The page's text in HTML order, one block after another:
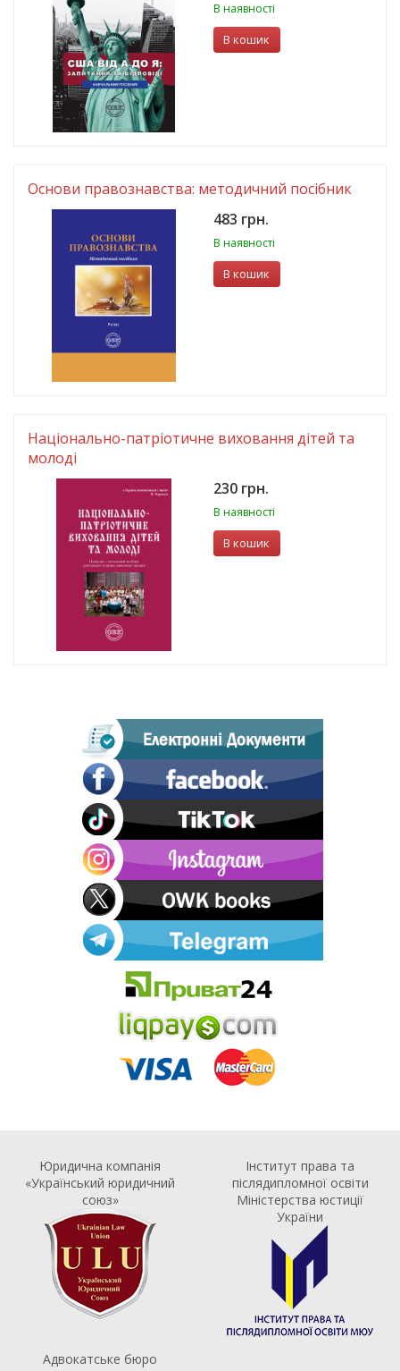
В наявності
В кошик
Основи правознавства: методичний посібник
483 грн.
В наявності
В кошик
Національно-патріотичне виховання дітей та
молоді
230 грн.
В наявності
В кошик
Юридична компанія
«Український юридичний
союз»
Інститут права та
післядипломної освіти
Міністерства юстиції
України
Адвокатське бюро